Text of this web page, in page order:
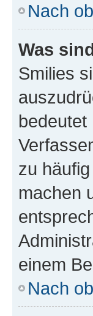
Nach
Was
Smilies
zu
machen
einem
Nach